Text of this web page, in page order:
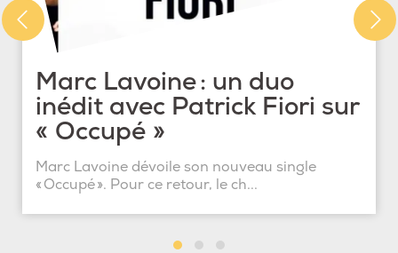
Marc Lavoine : un duo
inédit avec Patrick Fiori sur
« Occupé »
Marc Lavoine dévoile son nouveau single
« Occupé ». Pour ce retour, le ch...